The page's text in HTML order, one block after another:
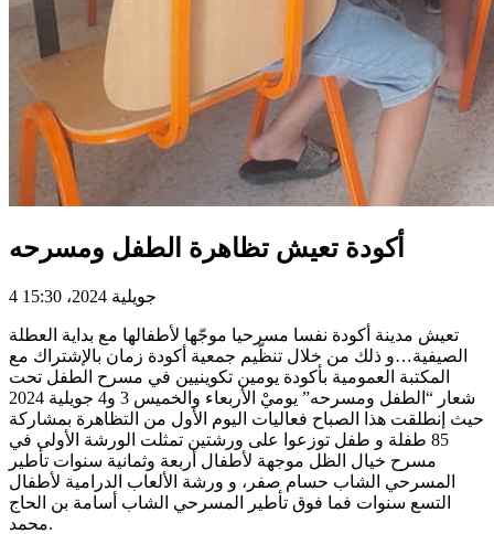
أكودة تعيش تظاهرة الطفل ومسرحه
4 جويلية 2024، 15:30
تعيش مدينة أكودة نفسا مسرحيا موجّها لأطفالها مع بداية العطلة
الصيفية…و ذلك من خلال تنظّيم جمعية أكودة زمان بالإشتراك مع
المكتبة العمومية بأكودة يومين تكوينيين في مسرح الطفل تحت
شعار “الطفل ومسرحه” يوميْ الأربعاء والخميس 3 و4 جويلية 2024
حيث إنطلقت هذا الصباح فعاليات اليوم الأول من التظاهرة بمشاركة
85 طفلة و طفل توزعوا على ورشتين تمثلت الورشة الأولى في
مسرح خيال الظل موجهة لأطفال أربعة وثمانية سنوات تأطير
المسرحي الشاب حسام صفر، و ورشة الألعاب الدرامية لأطفال
التسع سنوات فما فوق تأطير المسرحي الشاب أسامة بن الحاج
محمد.